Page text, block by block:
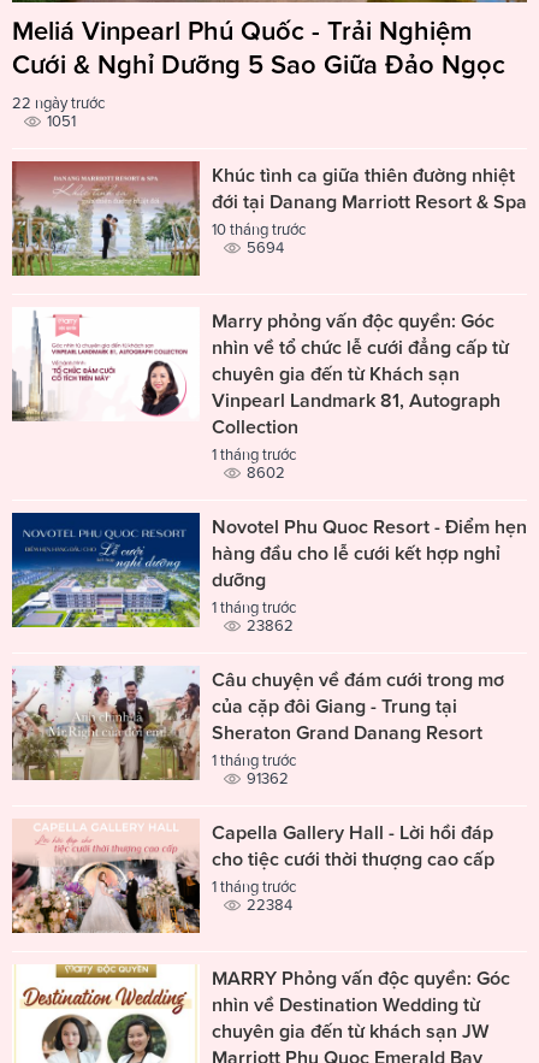
Meliá Vinpearl Phú Quốc - Trải Nghiệm
Cưới & Nghỉ Dưỡng 5 Sao Giữa Đảo Ngọc
22 ngày trước
1051
Khúc tình ca giữa thiên đường nhiệt
đới tại Danang Marriott Resort & Spa
10 tháng trước
5694
Marry phỏng vấn độc quyền: Góc
nhìn về tổ chức lễ cưới đẳng cấp từ
chuyên gia đến từ Khách sạn
Vinpearl Landmark 81, Autograph
Collection
1 tháng trước
8602
Novotel Phu Quoc Resort - Điểm hẹn
hàng đầu cho lễ cưới kết hợp nghỉ
dưỡng
1 tháng trước
23862
Câu chuyện về đám cưới trong mơ
của cặp đôi Giang - Trung tại
Sheraton Grand Danang Resort
1 tháng trước
91362
Capella Gallery Hall - Lời hồi đáp
cho tiệc cưới thời thượng cao cấp
1 tháng trước
22384
MARRY Phỏng vấn độc quyền: Góc
nhìn về Destination Wedding từ
chuyên gia đến từ khách sạn JW
Marriott Phu Quoc Emerald Bay